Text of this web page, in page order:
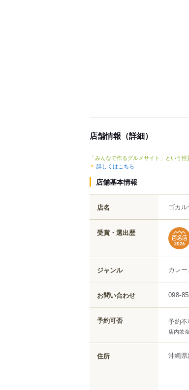
店舗情報（詳細）
「みんなで作るグルメサイト」という
詳しくはこちら
店舗基本情報
店名 ゴカル
受賞・選出歴
ジャンル カレ
お問い合わせ 098-
予約可否 予約
店内飲
住所 沖縄県